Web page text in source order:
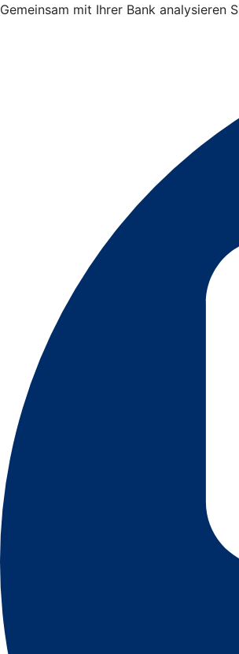
Gemeinsam mit Ihrer Bank analysieren